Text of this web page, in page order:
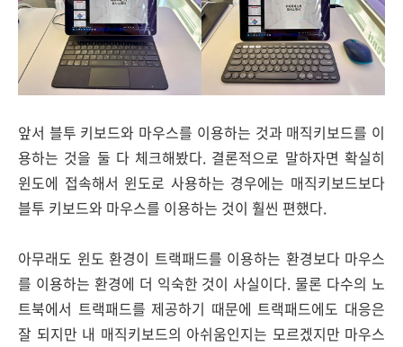
앞서 블투 키보드와 마우스를 이용하는 것과 매직키보드를 이
용하는 것을 둘 다 체크해봤다. 결론적으로 말하자면 확실히
윈도에 접속해서 윈도로 사용하는 경우에는 매직키보드보다
블투 키보드와 마우스를 이용하는 것이 훨씬 편했다.
아무래도 윈도 환경이 트랙패드를 이용하는 환경보다 마우스
를 이용하는 환경에 더 익숙한 것이 사실이다. 물론 다수의 노
트북에서 트랙패드를 제공하기 때문에 트랙패드에도 대응은
잘 되지만 내 매직키보드의 아쉬움인지는 모르겠지만 마우스